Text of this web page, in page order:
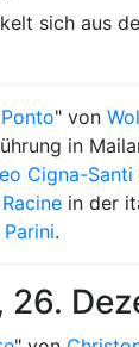
sich aus
" von
in
Cigna-Santi
in der
.
26.